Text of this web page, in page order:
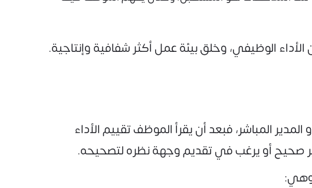
الوظيفي، وخلق بيئة عمل أكثر شفافية وإنتاجية.
المباشر، فبعد أن يقرأ الموظف تقييم الأداء
صحيح أو يرغب في تقديم وجهة نظره لتصحيحه.
وهي: